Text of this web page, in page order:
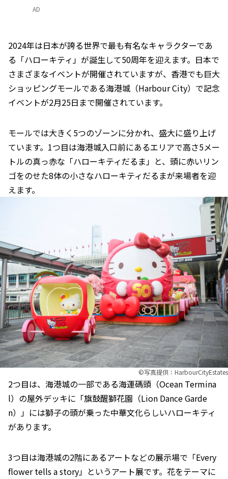
AD
2024年は日本が誇る世界で最も有名なキャラクターであ
る「ハローキティ」が誕生して50周年を迎えます。日本で
さまざまなイベントが開催されていますが、香港でも巨大
ショッピングモールである海港城（Harbour City）で記念
イベントが2月25日まで開催されています。
モールでは大きく5つのゾーンに分かれ、盛大に盛り上げ
ています。1つ目は海港城入口前にあるエリアで高さ5メー
トルの真っ赤な「ハローキティだるま」と、頭に赤いリン
ゴをのせた8体の小さなハローキティだるまが来場者を迎
えます。
©︎写真提供：HarbourCityEstates
2つ目は、海港城の一部である海運碼頭（Ocean Termina
l）の屋外デッキに「旗鼓醒獅花園（Lion Dance Garde
n）」には獅子の頭が乗った中華文化らしいハローキティ
があります。
3つ目は海港城の2階にあるアートなどの展示場で「Every
flower tells a story」というアート展です。花をテーマに